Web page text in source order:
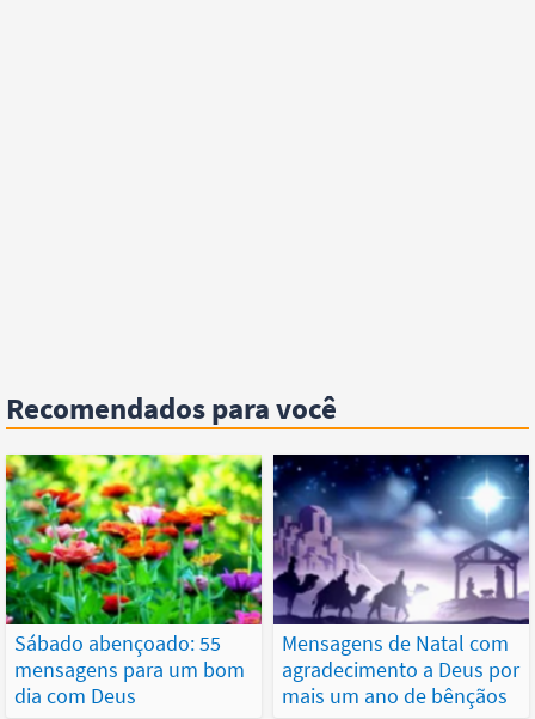
Recomendados para você
Sábado abençoado: 55
mensagens para um bom
dia com Deus
Mensagens de Natal com
agradecimento a Deus por
mais um ano de bênçãos